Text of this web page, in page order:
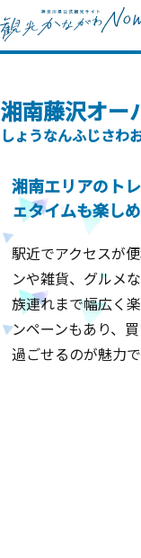
湘南藤沢オー
しょうなんふじさわ
湘南エリアのト
ェタイムも楽し
駅近でアクセスが
ンや雑貨、グルメ
族連れまで幅広く
ンペーンもあり、
過ごせるのが魅力で